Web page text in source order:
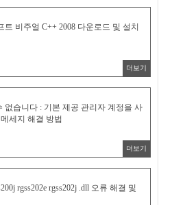
트 비주얼 C++ 2008 다운로드 및 설치
더보기
없습니다 : 기본 제공 관리자 계정을 사
세지 해결 방법
더보기
rgss202e rgss202j .dll 오류 해결 및